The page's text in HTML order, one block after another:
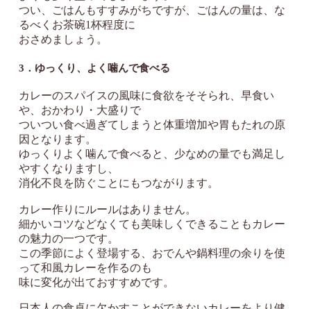
つい、ごはんもすすみがちですが、ごはんの量は、な
るべくお茶碗1杯程度に
おさめましょう。
3．ゆっくり、よく噛んで食べる
カレーのスパイスの風味に食欲をそそられ、早食い
や、おかわり・大盛りで
ついつい食べ過ぎてしまうと体重増加や胃もたれの原
因となります。
ゆっくりよく噛んで食べると、少なめの量でも満足し
やすくなりますし、
消化不良を防ぐことにもつながります。
カレー作りにルールはありません。
細かいコツなどなくても美味しくできることもカレー
の魅力の一つです。
この季節によく登場する、おでんや鍋料理の余りを使
って和風カレーを作るのも
味に変化が出ておすすめです。